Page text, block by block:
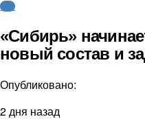
КХЛ
«Сибирь»
новый состав и
Опубликовано:
2 дня назад